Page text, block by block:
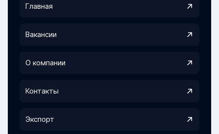
Главная
Вакансии
О компании
Контакты
Экспорт